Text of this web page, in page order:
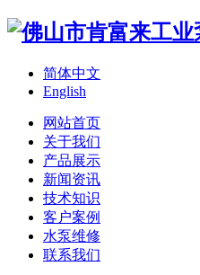
简体中文
English
网站首页
关于我们
产品展示
新闻资讯
技术知识
客户案例
水泵维修
联系我们